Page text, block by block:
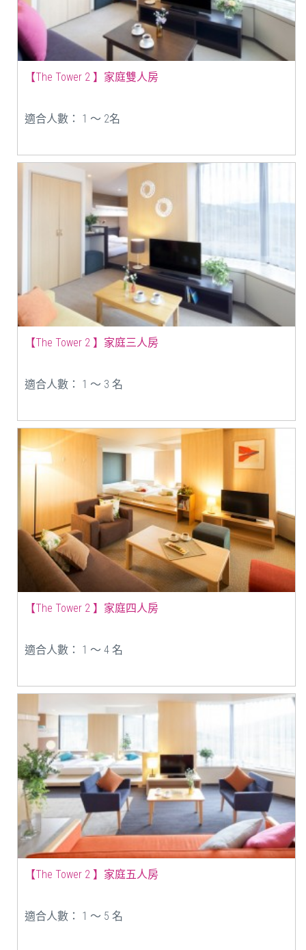
【The Tower 2 】家庭雙人房
適合人數： 1 ～ 2名
【The Tower 2 】家庭三人房
適合人數： 1 ～ 3 名
【The Tower 2 】家庭四人房
適合人數： 1 ～ 4 名
【The Tower 2 】家庭五人房
適合人數： 1 ～ 5 名